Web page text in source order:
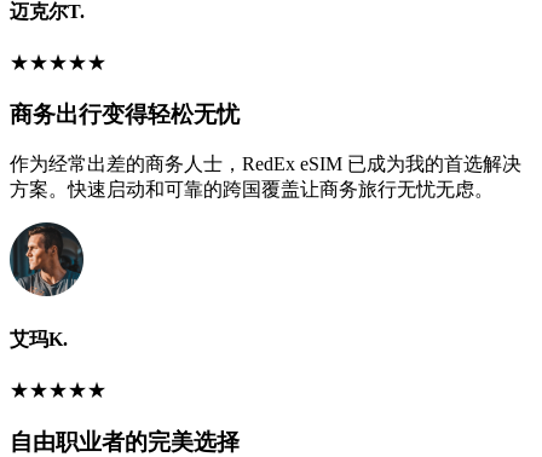
迈克尔T.
★★★★★
商务出行变得轻松无忧
作为经常出差的商务人士，RedEx eSIM 已成为我的首选解决
方案。快速启动和可靠的跨国覆盖让商务旅行无忧无虑。
艾玛K.
★★★★★
自由职业者的完美选择